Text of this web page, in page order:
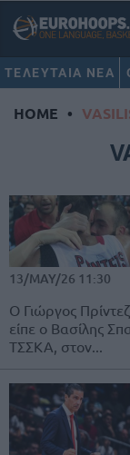
ΤΕΛΕΥΤΑΙΑ ΝΕΑ
HOME •
13/MAY/26 11:30
Ο Γιώργος
είπε ο Βασίλης
ΤΣΣΚΑ, στον...